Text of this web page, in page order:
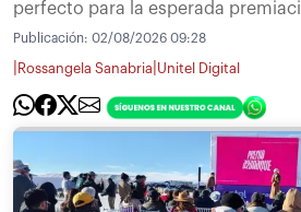
perfecto para la esperada
Publicación: 02/08/2026 09:28
Rossangela Sanabria Unitel Digital